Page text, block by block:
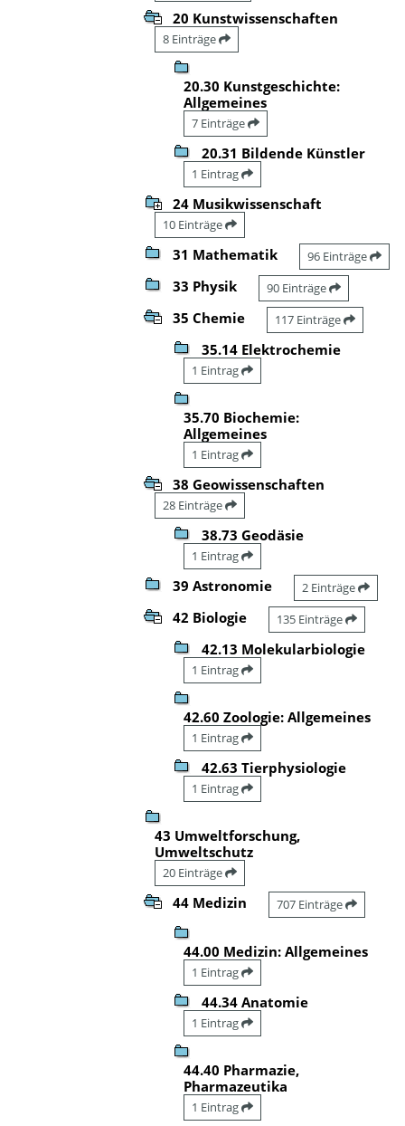
20 Kunstwissenschaften
8 Einträge
20.30 Kunstgeschichte:
Allgemeines
7 Einträge
20.31 Bildende Künstler
1 Eintrag
24 Musikwissenschaft
10 Einträge
31 Mathematik 96 Einträge
33 Physik 90 Einträge
35 Chemie 117 Einträge
35.14 Elektrochemie
1 Eintrag
35.70 Biochemie:
Allgemeines
1 Eintrag
38 Geowissenschaften
28 Einträge
38.73 Geodäsie
1 Eintrag
39 Astronomie 2 Einträge
42 Biologie 135 Einträge
42.13 Molekularbiologie
1 Eintrag
42.60 Zoologie: Allgemeines
1 Eintrag
42.63 Tierphysiologie
1 Eintrag
43 Umweltforschung,
Umweltschutz
20 Einträge
44 Medizin 707 Einträge
44.00 Medizin: Allgemeines
1 Eintrag
44.34 Anatomie
1 Eintrag
44.40 Pharmazie,
Pharmazeutika
1 Eintrag